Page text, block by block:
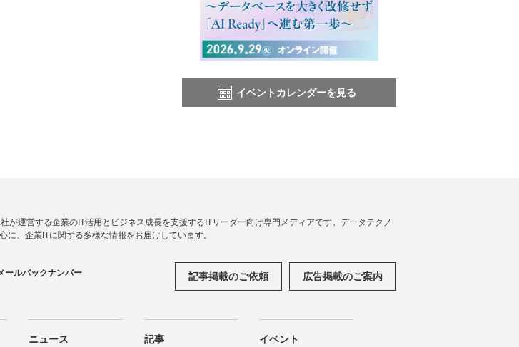
イベントカレンダーを見る
が運営する企業のIT活用とビジネス成長を支援するITリーダー向け専門メディアです。データテクノ
、企業ITに関する多様な情報をお届けしています。
ールバックナンバー 記事掲載のご依頼 広告掲載のご案内
ニュース 記事 イベント